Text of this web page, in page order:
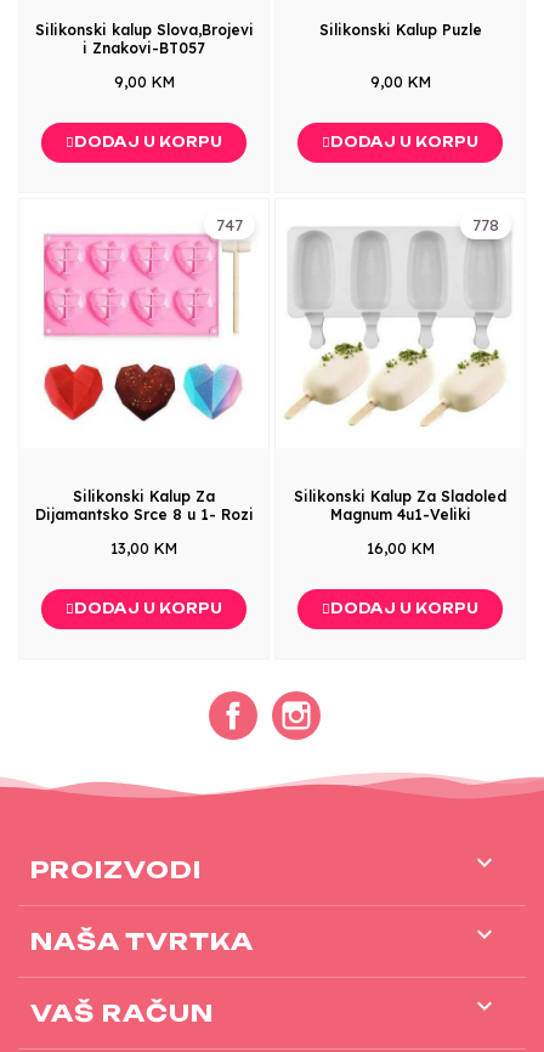
Silikonski kalup Slova,Brojevi
i Znakovi-BT057
9,00 KM
DODAJ U KORPU
Silikonski Kalup Puzle
9,00 KM
DODAJ U KORPU
747
Silikonski Kalup Za
Dijamantsko Srce 8 u 1- Rozi
13,00 KM
DODAJ U KORPU
778
Silikonski Kalup Za Sladoled
Magnum 4u1-Veliki
16,00 KM
DODAJ U KORPU
Facebook
PROIZVODI 
NAŠA TVRTKA 
VAŠ RAČUN 